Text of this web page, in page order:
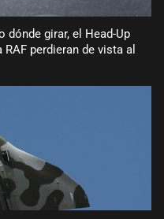
dónde girar, el Head-Up
perdieran de vista al